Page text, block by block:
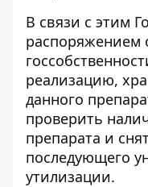
В связи с этим
распоряжением
реализацию,
данного
проверить
препарата и
последующего
утилизации.